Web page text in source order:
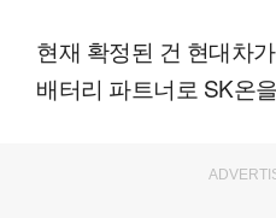
현재 확정된 건 현대차
배터리 파트너로 SK온